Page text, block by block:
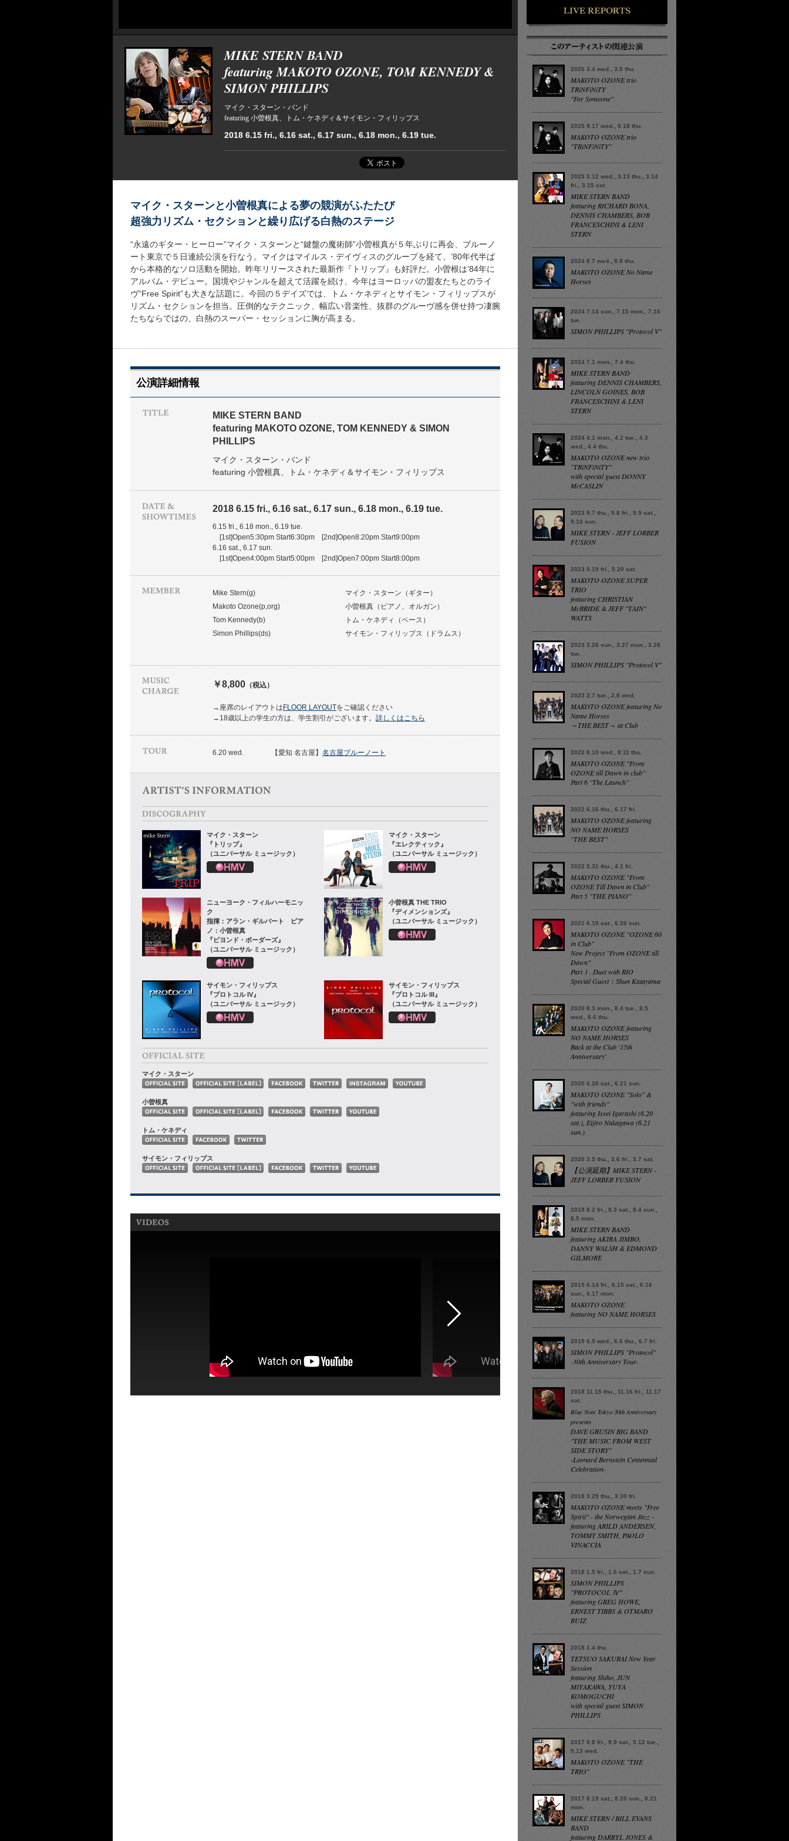
MIKE STERN BAND
featuring MAKOTO OZONE, TOM KENNEDY &
SIMON PHILLIPS
マイク・スターン・バンド
featuring 小曽根真、トム・ケネディ＆サイモン・フィリップス
2018 6.15 fri., 6.16 sat., 6.17 sun., 6.18 mon., 6.19 tue.
マイク・スターンと小曽根真による夢の競演がふたたび
超強力リズム・セクションと繰り広げる白熱のステージ
“永遠のギター・ヒーロー”マイク・スターンと“鍵盤の魔術師”小曽根真が５年ぶりに再会、ブルーノ
ート東京で５日連続公演を行なう。マイクはマイルス・デイヴィスのグループを経て、’80年代半ば
から本格的なソロ活動を開始。昨年リリースされた最新作『トリップ』も好評だ。小曽根は’84年に
アルバム・デビュー。国境やジャンルを超えて活躍を続け、今年はヨーロッパの盟友たちとのライ
ヴ“Free Spirit”も大きな話題に。今回の５デイズでは、トム・ケネディとサイモン・フィリップスが
リズム・セクションを担当。圧倒的なテクニック、幅広い音楽性、抜群のグルーヴ感を併せ持つ凄腕
たちならではの、白熱のスーパー・セッションに胸が高まる。
公演詳細情報
MIKE STERN BAND
featuring MAKOTO OZONE, TOM KENNEDY & SIMON
PHILLIPS
マイク・スターン・バンド
featuring 小曽根真、トム・ケネディ＆サイモン・フィリップス
2018 6.15 fri., 6.16 sat., 6.17 sun., 6.18 mon., 6.19 tue.
6.15 fri., 6.18 mon., 6.19 tue.
[1st]Open5:30pm Start6:30pm [2nd]Open8:20pm Start9:00pm
6.16 sat., 6.17 sun.
[1st]Open4:00pm Start5:00pm [2nd]Open7:00pm Start8:00pm
Mike Stern(g)
マイク・スターン（ギター）
Makoto Ozone(p,org)
小曽根真（ピアノ、オルガン）
Tom Kennedy(b)
トム・ケネディ（ベース）
Simon Phillips(ds)
サイモン・フィリップス（ドラムス）
￥8,800 （税込）
→座席のレイアウトは FLOOR LAYOUTをご確認ください
→18歳以上の学生の方は、学生割引がございます。 詳しくはこちら
6.20 wed. 【愛知 名古屋】 名古屋ブルーノート
マイク・スターン
『トリップ』
（ユニバーサル ミュージック）
マイク・スターン
『エレクティック』
（ユニバーサル ミュージック）
ニューヨーク・フィルハーモニッ
ク
指揮：アラン・ギルバート ピア
ノ：小曽根真
『ビヨンド・ボーダーズ』
（ユニバーサル ミュージック）
小曽根真 THE TRIO
『ディメンションズ』
（ユニバーサル ミュージック）
サイモン・フィリップス
『プロトコル IV』
（ユニバーサル ミュージック）
サイモン・フィリップス
『プロトコル III』
（ユニバーサル ミュージック）
マイク・スターン
小曽根真
トム・ケネディ
サイモン・フィリップス
2026 3.4 wed., 3.5 thu.
MAKOTO OZONE trio
TRiNFiNiTY
"For Someone"
2025 9.17 wed., 9.18 thu.
MAKOTO OZONE trio
"TRiNFiNiTY"
2025 3.12 wed., 3.13 thu., 3.14
fri., 3.15 sat.
MIKE STERN BAND
featuring RICHARD BONA,
DENNIS CHAMBERS, BOB
FRANCESCHINI & LENI
STERN
2024 8.7 wed., 8.8 thu.
MAKOTO OZONE No Name
Horses
2024 7.14 sun., 7.15 mon., 7.16
tue.
SIMON PHILLIPS "Protocol V"
2024 7.1 mon., 7.4 thu.
MIKE STERN BAND
featuring DENNIS CHAMBERS,
LINCOLN GOINES, BOB
FRANCESCHINI & LENI
STERN
2024 4.1 mon., 4.2 tue., 4.3
wed., 4.4 thu.
MAKOTO OZONE new trio
"TRiNFiNiTY"
with special guest DONNY
McCASLIN
2023 9.7 thu., 9.8 fri., 9.9 sat.,
9.10 sun.
MIKE STERN - JEFF LORBER
FUSION
2023 5.19 fri., 5.20 sat.
MAKOTO OZONE SUPER
TRIO
featuring CHRISTIAN
McBRIDE & JEFF "TAIN"
WATTS
2023 3.26 sun., 3.27 mon., 3.28
tue.
SIMON PHILLIPS "Protocol V"
2023 2.7 tue., 2.8 wed.
MAKOTO OZONE featuring No
Name Horses
～THE BEST～ at Club
2022 8.10 wed., 8.11 thu.
MAKOTO OZONE "From
OZONE till Dawn in club"
Part 6 "The Launch"
2022 6.16 thu., 6.17 fri.
MAKOTO OZONE featuring
NO NAME HORSES
"THE BEST"
2022 3.31 thu., 4.1 fri.
MAKOTO OZONE "From
OZONE Till Dawn in Club"
Part 5 "THE PIANO"
2021 6.19 sat., 6.20 sun.
MAKOTO OZONE "OZONE 60
in Club"
New Project "From OZONE till
Dawn"
PartⅠ. Duet with RIO
Special Guest：Shun Katayama
2020 8.3 mon., 8.4 tue., 8.5
wed., 8.6 thu.
MAKOTO OZONE featuring
NO NAME HORSES
Back at the Club '15th
Anniversary'
2020 6.20 sat., 6.21 sun.
MAKOTO OZONE "Solo" &
"with friends"
featuring Issei Igarashi (6.20
sat.), Eijiro Nakagawa (6.21
sun.)
2020 3.5 thu., 3.6 fri., 3.7 sat.
【公演延期】MIKE STERN -
JEFF LORBER FUSION
2019 8.2 fri., 8.3 sat., 8.4 sun.,
8.5 mon.
MIKE STERN BAND
featuring AKIRA JIMBO,
DANNY WALSH & EDMOND
GILMORE
2019 6.14 fri., 6.15 sat., 6.16
sun., 6.17 mon.
MAKOTO OZONE
featuring NO NAME HORSES
2019 6.5 wed., 6.6 thu., 6.7 fri.
SIMON PHILLIPS "Protocol"
-30th Anniversary Tour-
2018 11.15 thu., 11.16 fri., 11.17
sat.
Blue Note Tokyo 30th Anniversary
presents
DAVE GRUSIN BIG BAND
"THE MUSIC FROM WEST
SIDE STORY"
-Leonard Bernstein Centennial
Celebration-
2018 3.29 thu., 3.30 fri.
MAKOTO OZONE meets "Free
Spirit" - the Norwegian Jazz -
featuring ARILD ANDERSEN,
TOMMY SMITH, PAOLO
VINACCIA
2018 1.5 fri., 1.6 sat., 1.7 sun.
SIMON PHILLIPS
"PROTOCOL Ⅳ"
featuring GREG HOWE,
ERNEST TIBBS & OTMARO
RUIZ
2018 1.4 thu.
TETSUO SAKURAI New Year
Session
featuring Shiho, JUN
MIYAKAWA, YUYA
KOMOGUCHI
with special guest SIMON
PHILLIPS
2017 9.8 fri., 9.9 sat., 9.12 tue.,
9.13 wed.
MAKOTO OZONE "THE
TRIO"
2017 8.19 sat., 8.20 sun., 8.21
mon.
MIKE STERN / BILL EVANS
BAND
featuring DARRYL JONES &